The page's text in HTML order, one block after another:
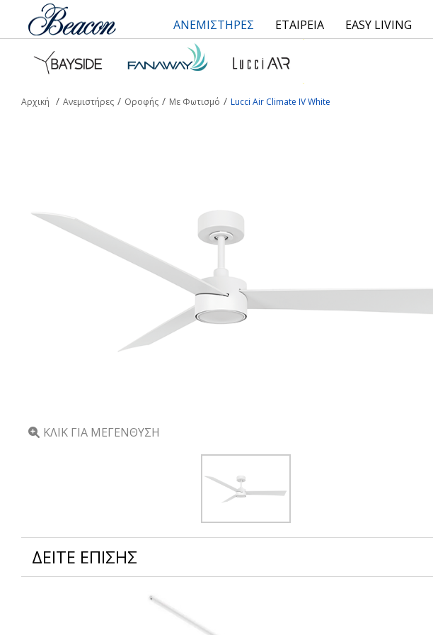
ΑΝΕΜΙΣΤΗΡΕΣ ΕΤΑΙΡΕΙΑ EASY LIVING
Αρχική Ανεμιστήρες Οροφής Με Φωτισμό Lucci Air Climate IV White
ΚΛΙΚ ΓΙΑ ΜΕΓΕΝΘΥΣΗ
ΔΕΙΤΕ ΕΠΙΣΗΣ